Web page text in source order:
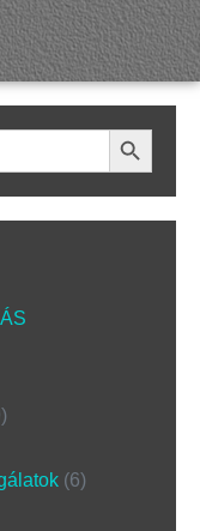
Search Button
6